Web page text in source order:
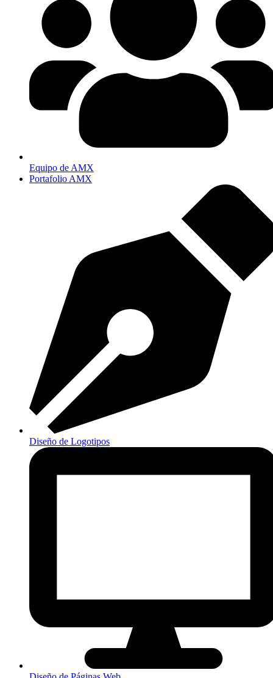
Equipo de AMX
Portafolio AMX
Diseño de Logotipos